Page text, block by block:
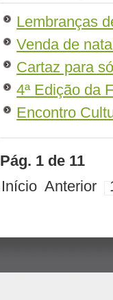
Lembranças
Venda de
Cartaz para
4ª Edição da
Encontro
Pág. 1 de 11
Início Anterior